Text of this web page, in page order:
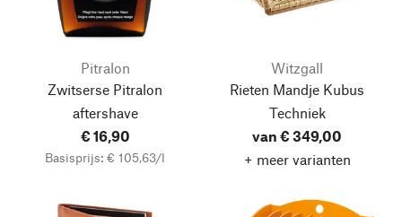
Pitralon
Zwitserse Pitralon
aftershave
€ 16,90
Basisprijs: € 105,63/l
Witzgall
Rieten Mandje Kubus
Techniek
van € 349,00
+ meer varianten